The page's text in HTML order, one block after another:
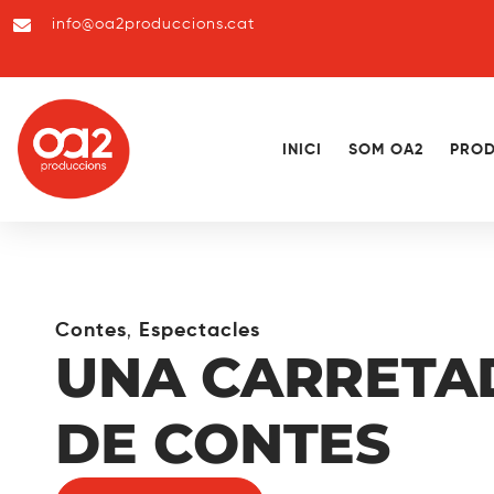
info@oa2produccions.cat
INICI SOM OA2
Contes, Espectacles
UNA
DE CONTES